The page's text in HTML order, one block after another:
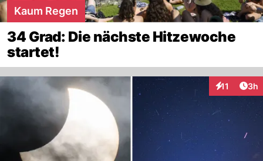
Kaum Regen
34 Grad: Die nächste Hitzewoche
startet!
11 3h